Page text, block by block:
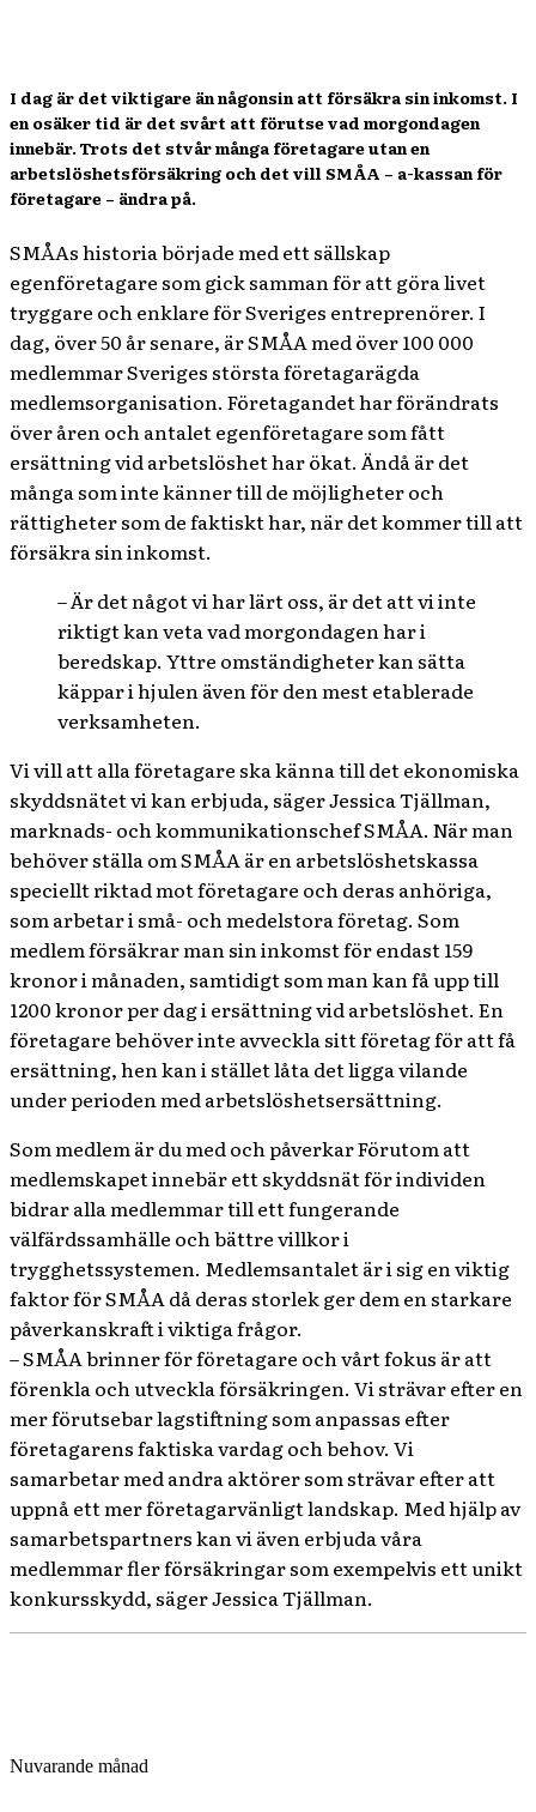
I dag är det viktigare än någonsin att försäkra sin inkomst. I
en osäker tid är det svårt att förutse vad morgondagen
innebär. Trots det stvår många företagare utan en
arbetslöshetsförsäkring och det vill SMÅA – a-kassan för
företagare – ändra på.
SMÅAs historia började med ett sällskap
egenföretagare som gick samman för att göra livet
tryggare och enklare för Sveriges entreprenörer. I
dag, över 50 år senare, är SMÅA med över 100 000
medlemmar Sveriges största företagarägda
medlemsorganisation. Företagandet har förändrats
över åren och antalet egenföretagare som fått
ersättning vid arbetslöshet har ökat. Ändå är det
många som inte känner till de möjligheter och
rättigheter som de faktiskt har, när det kommer till att
försäkra sin inkomst.
– Är det något vi har lärt oss, är det att vi inte
riktigt kan veta vad morgondagen har i
beredskap. Yttre omständigheter kan sätta
käppar i hjulen även för den mest etablerade
verksamheten.
Vi vill att alla företagare ska känna till det ekonomiska
skyddsnätet vi kan erbjuda, säger Jessica Tjällman,
marknads- och kommunikationschef SMÅA. När man
behöver ställa om SMÅA är en arbetslöshetskassa
speciellt riktad mot företagare och deras anhöriga,
som arbetar i små- och medelstora företag. Som
medlem försäkrar man sin inkomst för endast 159
kronor i månaden, samtidigt som man kan få upp till
1200 kronor per dag i ersättning vid arbetslöshet. En
företagare behöver inte avveckla sitt företag för att få
ersättning, hen kan i stället låta det ligga vilande
under perioden med arbetslöshetsersättning.
Som medlem är du med och påverkar Förutom att
medlemskapet innebär ett skyddsnät för individen
bidrar alla medlemmar till ett fungerande
välfärdssamhälle och bättre villkor i
trygghetssystemen. Medlemsantalet är i sig en viktig
faktor för SMÅA då deras storlek ger dem en starkare
påverkanskraft i viktiga frågor.
– SMÅA brinner för företagare och vårt fokus är att
förenkla och utveckla försäkringen. Vi strävar efter en
mer förutsebar lagstiftning som anpassas efter
företagarens faktiska vardag och behov. Vi
samarbetar med andra aktörer som strävar efter att
uppnå ett mer företagarvänligt landskap. Med hjälp av
samarbetspartners kan vi även erbjuda våra
medlemmar fler försäkringar som exempelvis ett unikt
konkursskydd, säger Jessica Tjällman.
Nuvarande månad